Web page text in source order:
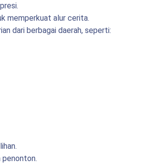
memperkuat alur cerita.
dari berbagai daerah, seperti:
penonton.